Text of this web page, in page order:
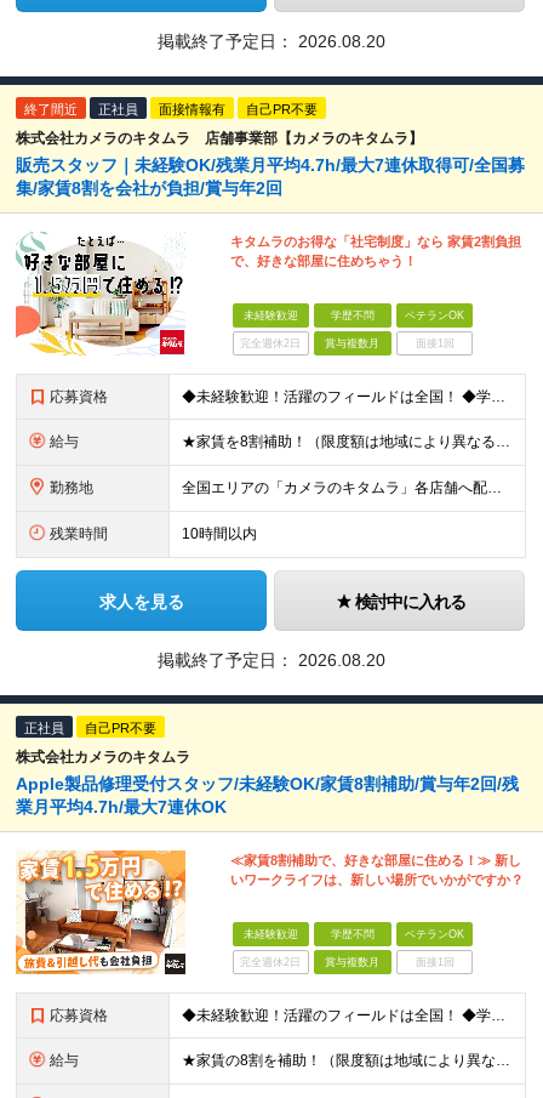
掲載終了予定日： 2026.08.20
終了間近 正社員 面接情報有 自己PR不要
株式会社カメラのキタムラ 店舗事業部【カメラのキタムラ】
販売スタッフ｜未経験OK/残業月平均4.7h/最大7連休取得可/全国募
集/家賃8割を会社が負担/賞与年2回
キタムラのお得な「社宅制度」なら 家賃2割負担
で、好きな部屋に住めちゃう！
未経験歓迎 学歴不問 ベテランOK
完全週休2日 賞与複数月 面接1回
応募資格 ◆未経験歓迎！活躍のフィールドは全国！ ◆学歴不問 ◆第二新卒も活躍中 ◆35歳以下の方（若年層の長期キャリア形成を図るため）
給与 ★家賃を8割補助！（限度額は地域により異なる） ※転勤による引っ越しが発生する場合 ＝＝＝＝＝＝＝＝＝＝＝＝＝＝＝＝＝＝＝＝＝＝＝ 例えば、家賃7.5万円なら6万円は会社で負担。 あなたが支払うのは、
勤務地 全国エリアの「カメラのキタムラ」各店舗へ配属となります ※最初の配属先は希望を最大限考慮した上で決定します ▼詳しい勤務地住所は下記URLをご確認ください。 https://sss.kitamur
残業時間 10時間以内
求人を見る 検討中に入れる
掲載終了予定日： 2026.08.20
正社員 自己PR不要
株式会社カメラのキタムラ
Apple製品修理受付スタッフ/未経験OK/家賃8割補助/賞与年2回/残
業月平均4.7h/最大7連休OK
≪家賃8割補助で、好きな部屋に住める！≫ 新し
いワークライフは、新しい場所でいかがですか？
未経験歓迎 学歴不問 ベテランOK
完全週休2日 賞与複数月 面接1回
応募資格 ◆未経験歓迎！活躍のフィールドは全国！ ◆学歴不問 ◆第二新卒も活躍中 ◆40歳以下の方（若年層の長期キャリア形成を図るため） ★店長候補としての採用ですので、入社3年後には店長になるイメージです！
給与 ★家賃の8割を補助！（限度額は地域により異なる） ※転勤による引っ越しが発生する場合 ＝＝＝＝＝＝＝＝＝＝＝＝＝＝＝＝＝＝＝＝＝＝＝ 例えば、家賃7.5万円なら6万円は会社で負担。 あなたが支払うのは